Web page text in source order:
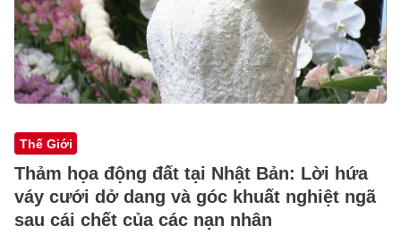
Thế Giới
Thảm họa động đất tại Nhật Bản: Lời hứa
váy cưới dở dang và góc khuất nghiệt ngã
sau cái chết của các nạn nhân